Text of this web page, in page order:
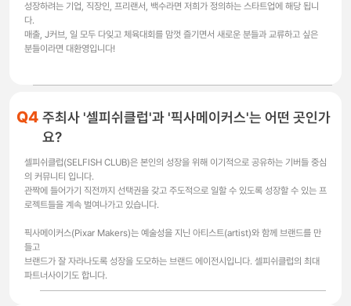
성장하려는 기업, 직장인, 프리랜서, 백수라면 저희가 정의하는 스타트업에 해당 됩니
다.
매출, J커브, 일 모두 다잊고 체육대회를 맘껏 즐기면서 새로운 분들과 교류하고 싶은
분들이라면 대환영입니다!
Q4 주최사 '셀피쉬클럽'과 '픽사메이커스'는 어떤 곳인가
요?
셀피쉬클럽(SELFISH CLUB)은 본인의 성장을 위해 이기적으로 공유하는 기버들 중심
의 커뮤니티 입니다.
관짝에 들어가기 직전까지 선택권을 갖고 주도적으로 일할 수 있도록 성장할 수 있는 프
로젝트들을 계속 벌여나가고 있습니다.
픽사메이커스(Pixar Makers)는 예술성을 지닌 아티스트(artist)와 함께 브랜드를 만
들고
브랜드가 잘 자라나도록 성장을 도모하는 브랜드 에이전시입니다. 셀피쉬클럽의 최대
파트너사이기도 합니다.